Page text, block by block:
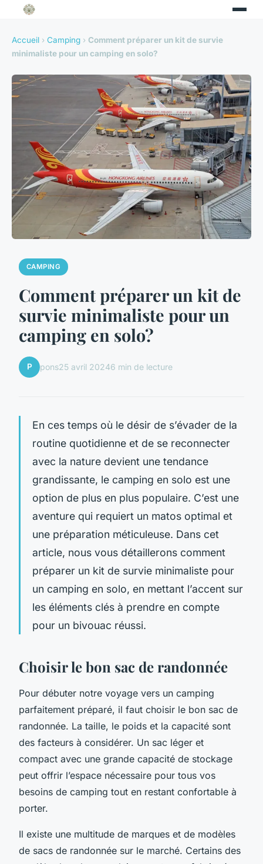
Accueil › Camping › Comment préparer un kit de survie
minimaliste pour un camping en solo?
CAMPING
Comment préparer un kit de
survie minimaliste pour un
camping en solo?
P pons25 avril 20246 min de lecture
En ces temps où le désir de s’évader de la
routine quotidienne et de se reconnecter
avec la nature devient une tendance
grandissante, le camping en solo est une
option de plus en plus populaire. C’est une
aventure qui requiert un matos optimal et
une préparation méticuleuse. Dans cet
article, nous vous détaillerons comment
préparer un kit de survie minimaliste pour
un camping en solo, en mettant l’accent sur
les éléments clés à prendre en compte
pour un bivouac réussi.
Choisir le bon sac de randonnée
Pour débuter notre voyage vers un camping
parfaitement préparé, il faut choisir le bon sac de
randonnée. La taille, le poids et la capacité sont
des facteurs à considérer. Un sac léger et
compact avec une grande capacité de stockage
peut offrir l’espace nécessaire pour tous vos
besoins de camping tout en restant confortable à
porter.
Il existe une multitude de marques et de modèles
de sacs de randonnée sur le marché. Certains des